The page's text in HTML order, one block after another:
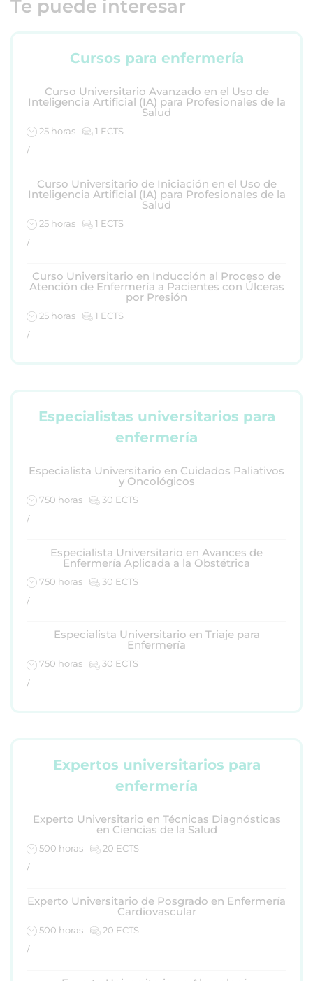
Te puede interesar
Cursos para enfermería
Curso Universitario Avanzado en el Uso de
Inteligencia Artificial (IA) para Profesionales de la
Salud
25 horas
1 ECTS
/
Curso Universitario de Iniciación en el Uso de
Inteligencia Artificial (IA) para Profesionales de la
Salud
25 horas
1 ECTS
/
Curso Universitario en Inducción al Proceso de
Atención de Enfermería a Pacientes con Úlceras
por Presión
25 horas
1 ECTS
/
Especialistas universitarios para
enfermería
Especialista Universitario en Cuidados Paliativos
y Oncológicos
750 horas
30 ECTS
/
Especialista Universitario en Avances de
Enfermería Aplicada a la Obstétrica
750 horas
30 ECTS
/
Especialista Universitario en Triaje para
Enfermería
750 horas
30 ECTS
/
Expertos universitarios para
enfermería
Experto Universitario en Técnicas Diagnósticas
en Ciencias de la Salud
500 horas
20 ECTS
/
Experto Universitario de Posgrado en Enfermería
Cardiovascular
500 horas
20 ECTS
/